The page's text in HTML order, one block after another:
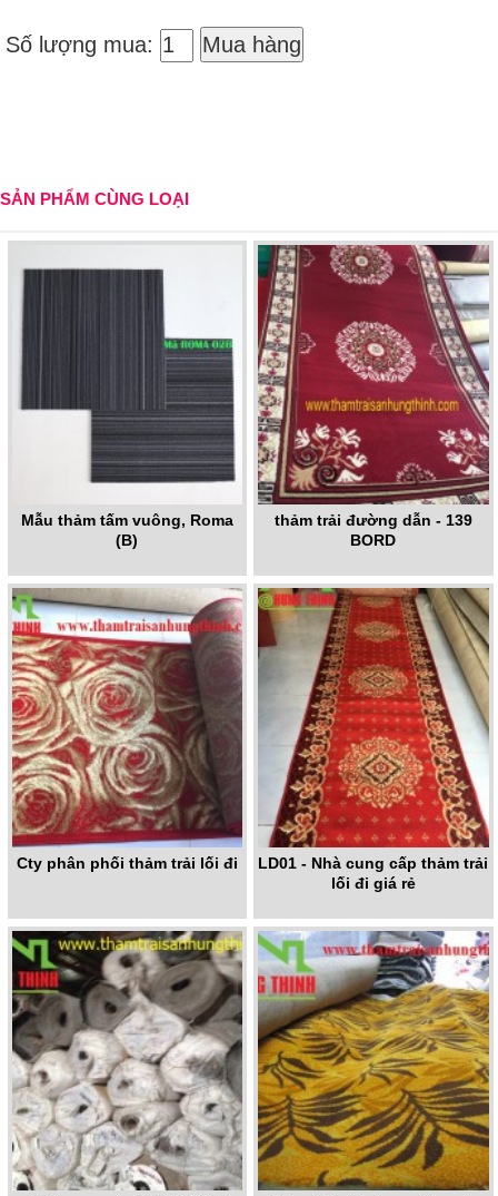
Số lượng mua: Mua hàng
SẢN PHẨM CÙNG LOẠI
Mẫu thảm tấm vuông, Roma
(B)
thảm trải đường dẫn - 139
BORD
Cty phân phối thảm trải lối đi
LD01 - Nhà cung cấp thảm trải
lối đi giá rẻ